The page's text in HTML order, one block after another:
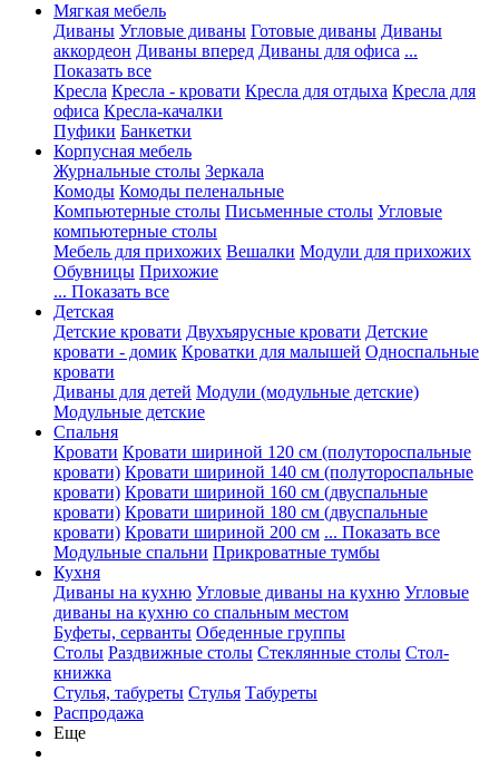
Мягкая мебель
Диваны Угловые диваны Готовые диваны Диваны
аккордеон Диваны вперед Диваны для офиса ...
Показать все
Кресла Кресла - кровати Кресла для отдыха Кресла для
офиса Кресла-качалки
Пуфики Банкетки
Корпусная мебель
Журнальные столы Зеркала
Комоды Комоды пеленальные
Компьютерные столы Письменные столы Угловые
компьютерные столы
Мебель для прихожих Вешалки Модули для прихожих
Обувницы Прихожие
... Показать все
Детская
Детские кровати Двухъярусные кровати Детские
кровати - домик Кроватки для малышей Односпальные
кровати
Диваны для детей Модули (модульные детские)
Модульные детские
Спальня
Кровати Кровати шириной 120 см (полутороспальные
кровати) Кровати шириной 140 см (полутороспальные
кровати) Кровати шириной 160 см (двуспальные
кровати) Кровати шириной 180 см (двуспальные
кровати) Кровати шириной 200 см ... Показать все
Модульные спальни Прикроватные тумбы
Кухня
Диваны на кухню Угловые диваны на кухню Угловые
диваны на кухню со спальным местом
Буфеты, серванты Обеденные группы
Столы Раздвижные столы Стеклянные столы Стол-
книжка
Стулья, табуреты Стулья Табуреты
Распродажа
Еще